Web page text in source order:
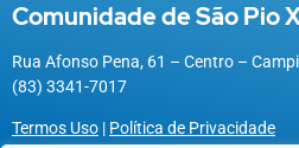
Comunidade de São Pio
Rua Afonso Pena, 61 – Centro –
(83) 3341-7017
Termos Uso | Política de Privacidade